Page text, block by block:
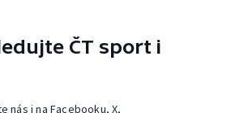
ČT sport i
nás i na Facebooku, X,